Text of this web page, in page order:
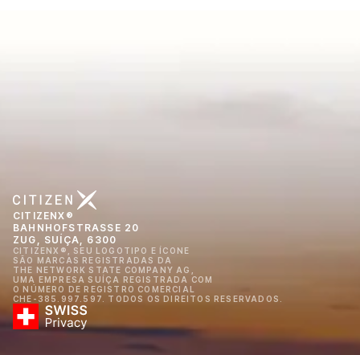
CITIZENX®
BAHNHOFSTRASSE 20
ZUG, SUÍÇA, 6300
CITIZENX®, SEU LOGOTIPO E ÍCONE
SÃO MARCAS REGISTRADAS DA
THE NETWORK STATE COMPANY AG,
UMA EMPRESA SUÍÇA REGISTRADA COM
O NÚMERO DE REGISTRO COMERCIAL
CHE-385.997.597. TODOS OS DIREITOS RESERVADOS.